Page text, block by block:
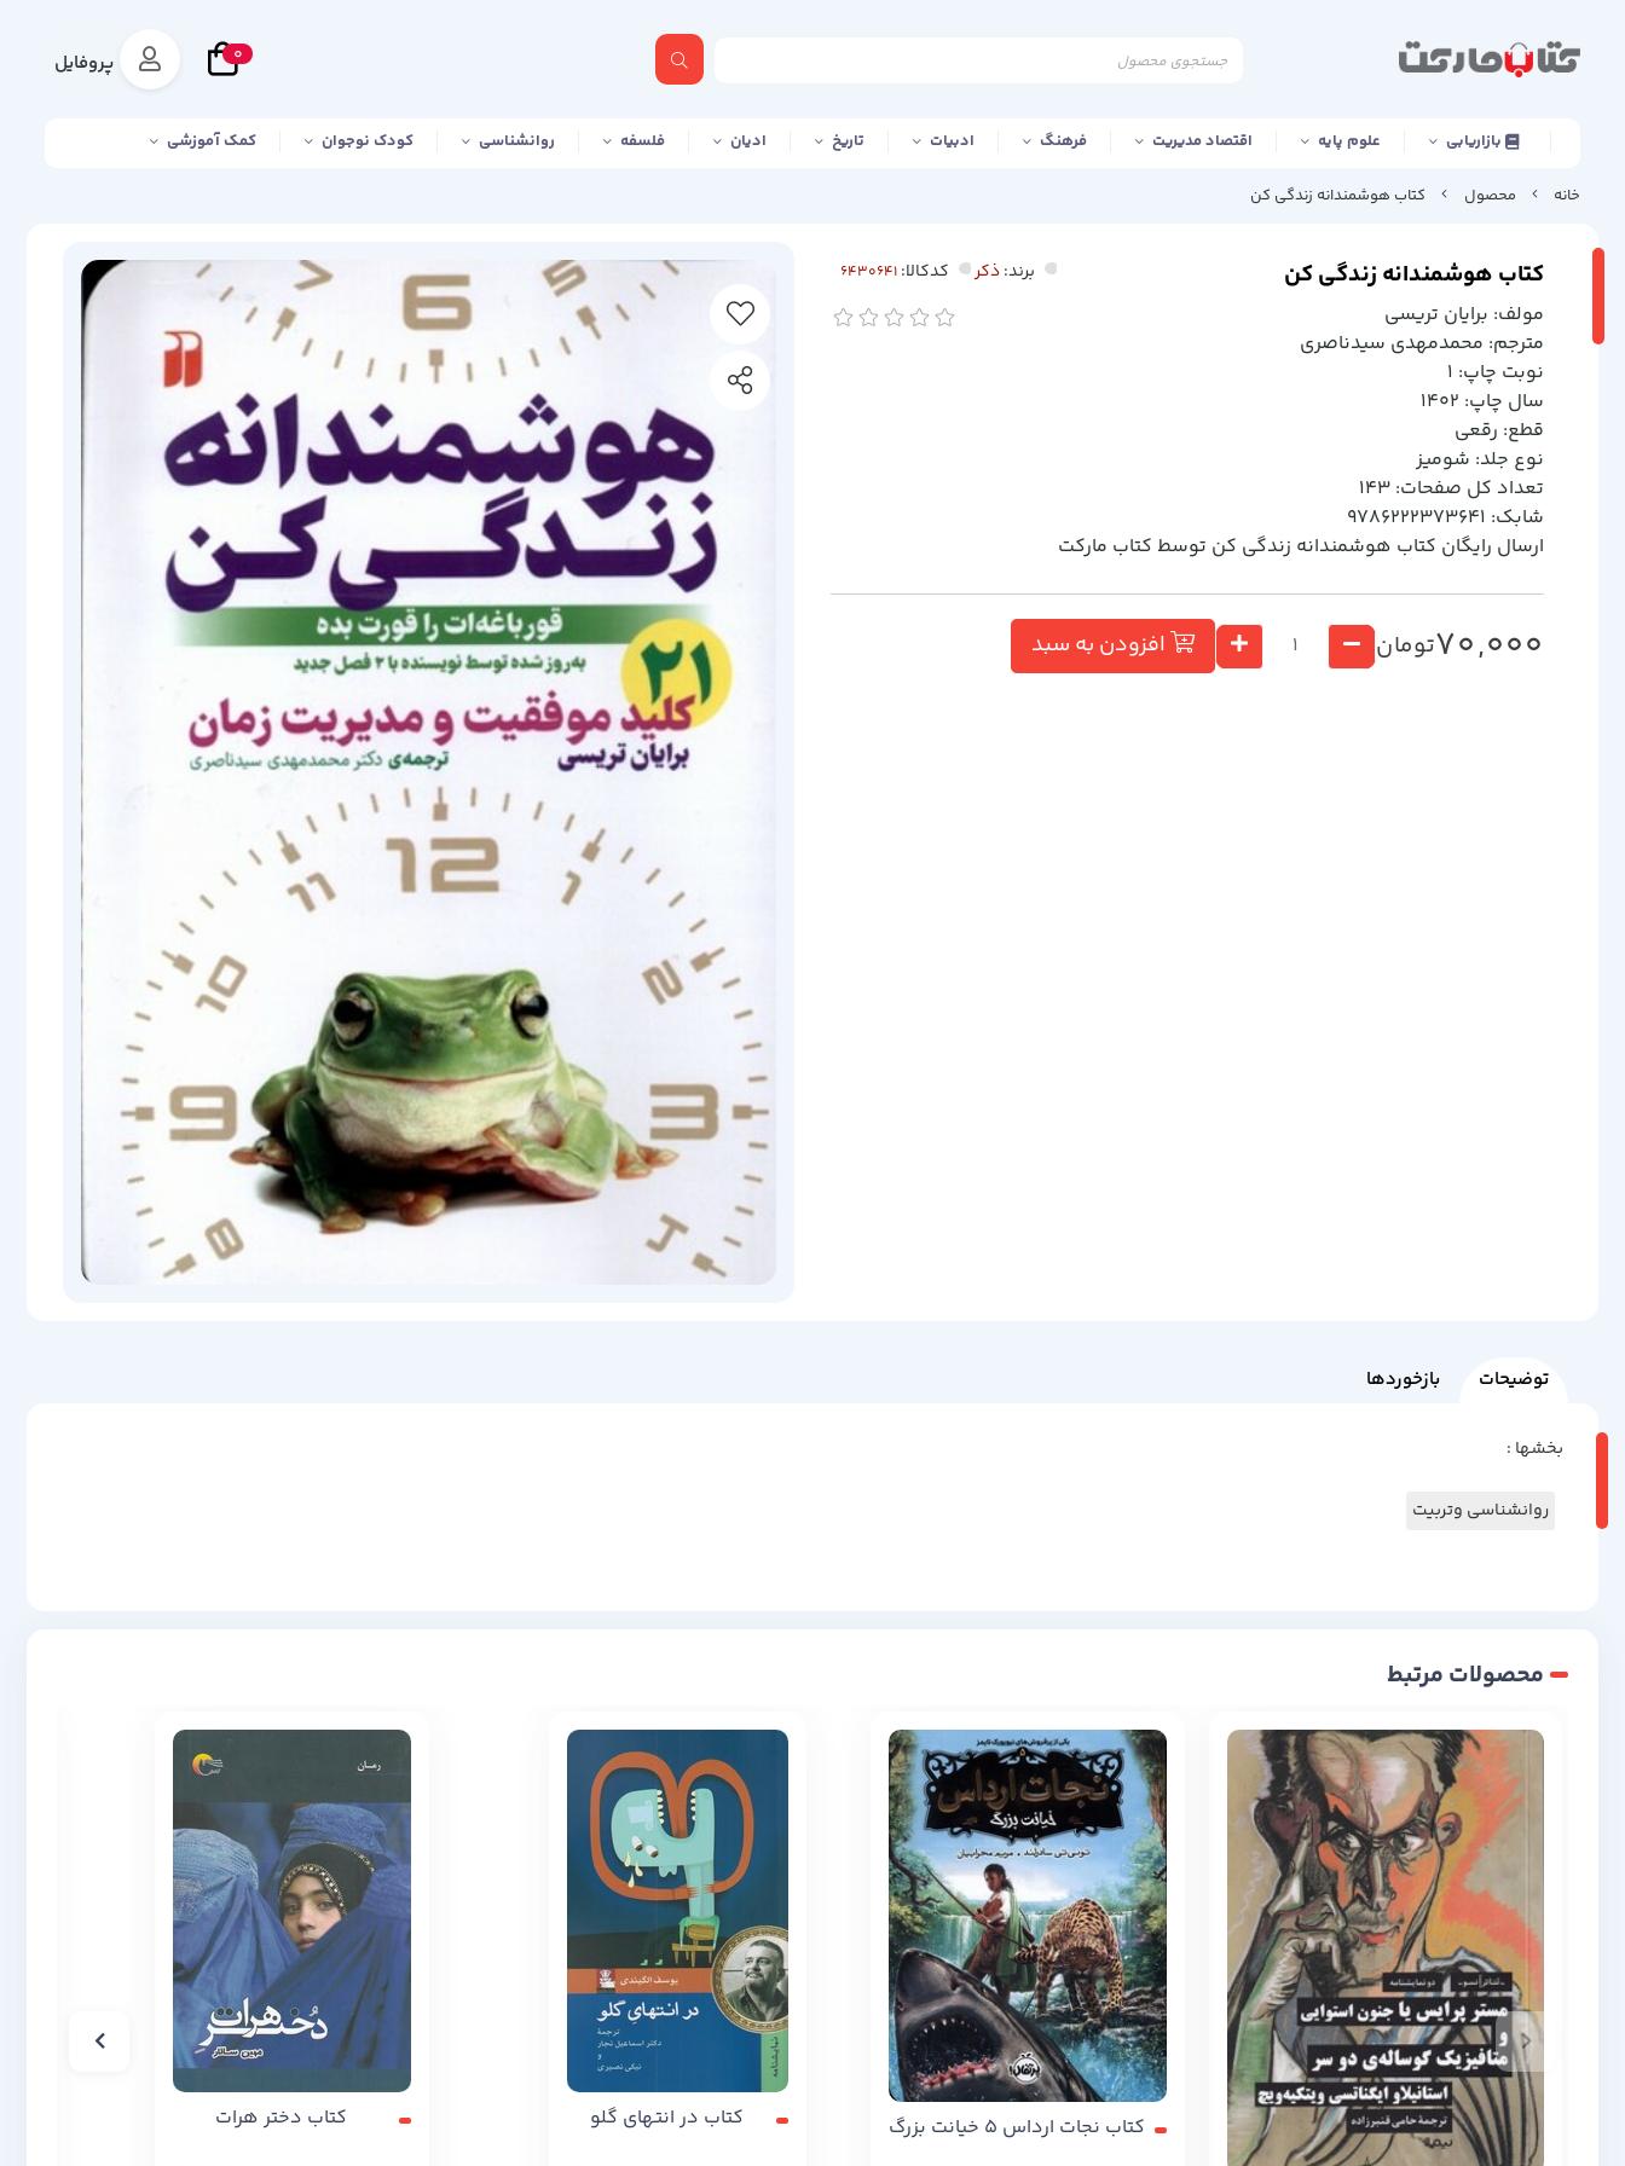
0 پروفایل
بازاریابی علوم پایه اقتصاد مدیریت فرهنگ ادبیات تاریخ ادیان فلسفه روانشناسی کودک نوجوان کمک آموزشی
خانه محصول کتاب هوشمندانه زندگی کن
کتاب هوشمندانه زندگی کن
مولف: برايان تريسي
مترجم: محمدمهدي سيدناصري
نوبت چاپ: 1
سال چاپ: 1402
قطع: رقعي
نوع جلد: شوميز
تعداد کل صفحات: 143
شابک: 9786222373641
ارسال رایگان کتاب هوشمندانه زندگي كن توسط کتاب مارکت
برند:ذکر کدکالا:
70,000تومان افزودن به سبد
توضیحات بازخوردها
بخشها :
روانشناسی وتربیت
محصولات مرتبط
کتاب نجات ارداس 5 خیانت بزرگ کتاب در انتهای گلو کتاب دختر هرات